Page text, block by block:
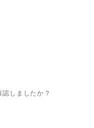
しましたか？